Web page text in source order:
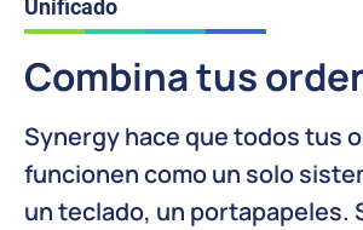
Unificado
Combina tus
Synergy hace que todos tus
funcionen como un solo
un teclado, un portapapeles.